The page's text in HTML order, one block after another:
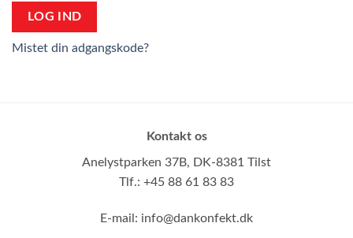
LOG IND
Mistet din adgangskode?
Kontakt os
Anelystparken 37B, DK-8381 Tilst
Tlf.: +45 88 61 83 83
E-mail: info@dankonfekt.dk